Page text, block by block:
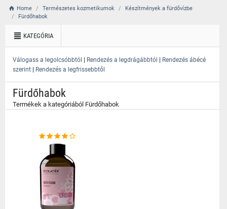
Home Természetes kozmetikumok
Készítmények a fürdővízbe
Fürdőhabok
KATEGÓRIA
Válogass a legolcsóbbtól | Rendezés a legdrágábbtól | Rendezés ábécé
szerint | Rendezés a legfrissebbtől
Fürdőhabok
Termékek a kategóriából Fürdőhabok